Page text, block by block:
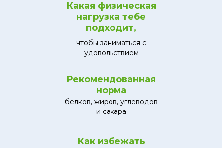
чтобы заниматься с
удовольствием
Какая физическая
нагрузка тебе
подходит,
белков, жиров, углеводов
и сахара
Рекомендованная
норма
Как избежать